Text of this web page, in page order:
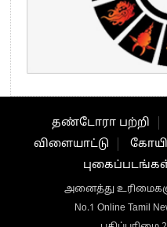
தண்டோரா பற்றி
விளையாட்டு
அனைத்து
No.1 Online Tamil